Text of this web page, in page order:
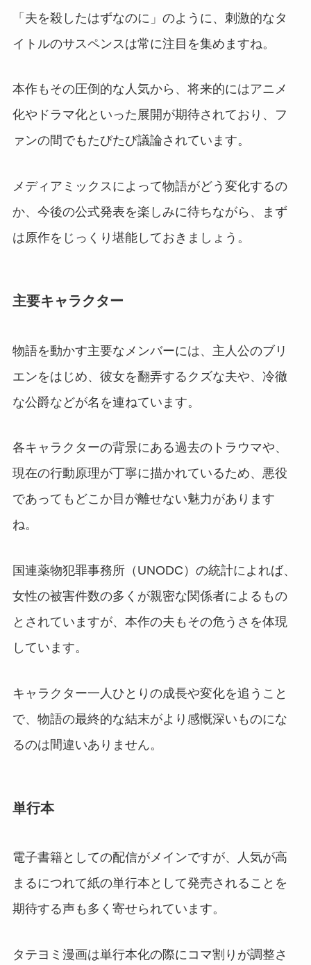
「夫を殺したはずなのに」のように、刺激的なタ
イトルのサスペンスは常に注目を集めますね。
本作もその圧倒的な人気から、将来的にはアニメ
化やドラマ化といった展開が期待されており、フ
ァンの間でもたびたび議論されています。
メディアミックスによって物語がどう変化するの
か、今後の公式発表を楽しみに待ちながら、まず
は原作をじっくり堪能しておきましょう。
主要キャラクター
物語を動かす主要なメンバーには、主人公のブリ
エンをはじめ、彼女を翻弄するクズな夫や、冷徹
な公爵などが名を連ねています。
各キャラクターの背景にある過去のトラウマや、
現在の行動原理が丁寧に描かれているため、悪役
であってもどこか目が離せない魅力があります
ね。
国連薬物犯罪事務所（UNODC）の統計によれば、
女性の被害件数の多くが親密な関係者によるもの
とされていますが、本作の夫もその危うさを体現
しています。
キャラクター一人ひとりの成長や変化を追うこと
で、物語の最終的な結末がより感慨深いものにな
るのは間違いありません。
単行本
電子書籍としての配信がメインですが、人気が高
まるにつれて紙の単行本として発売されることを
期待する声も多く寄せられています。
タテヨミ漫画は単行本化の際にコマ割りが調整さ